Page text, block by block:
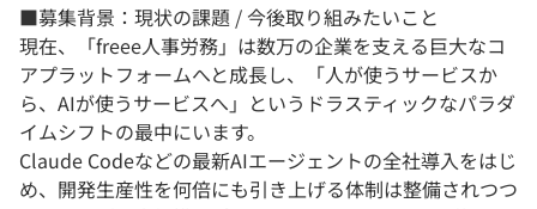
■募集背景：現状の課題 / 今後取り組みたいこと
現在、「freee人事労務」は数万の企業を支える巨大なコ
アプラットフォームへと成長し、「人が使うサービスか
ら、AIが使うサービスへ」というドラスティックなパラダ
イムシフトの最中にいます。
Claude Codeなどの最新AIエージェントの全社導入をはじ
め、開発生産性を何倍にも引き上げる体制は整備されつつ